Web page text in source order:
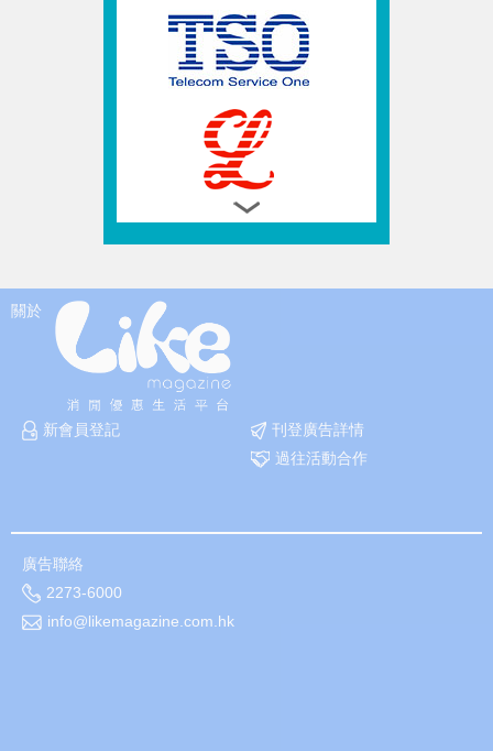
關於
新會員登記
刊登廣告詳情
過往活動合作
廣告聯絡
2273-6000
info@likemagazine.com.hk